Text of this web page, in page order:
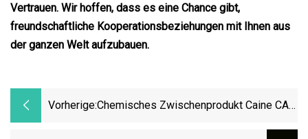
Vertrauen. Wir hoffen, dass es eine Chance gibt,
freundschaftliche Kooperationsbeziehungen mit Ihnen aus
der ganzen Welt aufzubauen.
Vorherige:Chemisches Zwischenprodukt Caine CAS